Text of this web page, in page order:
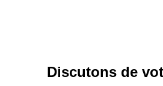
Discutons de